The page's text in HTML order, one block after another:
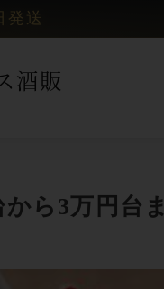
発送
ら3万円台